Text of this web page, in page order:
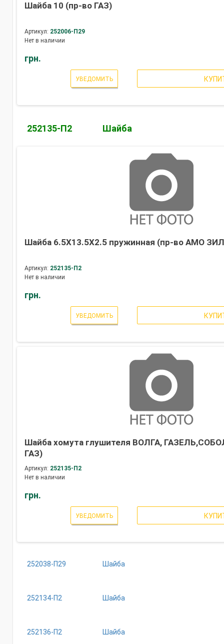
Шайба 10 (пр-во ГАЗ)
Артикул: 252006-П29
Нет в наличии
грн.
УВЕДОМИТЬ
252135-П2 Шайба
Шайба 6.5Х13.5Х2.5 пружинная (пр-во АМО
Артикул: 252135-П2
Нет в наличии
грн.
УВЕДОМИТЬ
Шайба хомута глушителя ВОЛГА,
ГАЗ)
Артикул: 252135-П2
Нет в наличии
грн.
УВЕДОМИТЬ
252038-П29 Шайба
252134-П2 Шайба
252136-П2 Шайба